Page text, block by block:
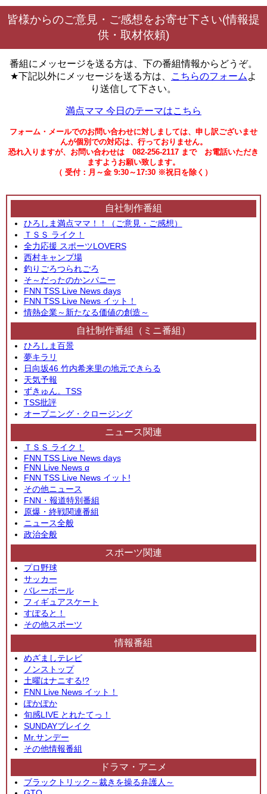
皆様からのご意見・ご感想をお寄せ下さい(情報提
供・取材依頼)
番組にメッセージを送る方は、下の番組情報からどうぞ。
★下記以外にメッセージを送る方は、
こちらのフォーム よ
り送信して下さい。
満点ママ 今日のテーマはこちら
フォーム・メールでのお問い合わせに対しましては、申し訳ございませ
んが個別での対応は、行っておりません。
恐れ入りますが、お問い合わせは 082-256-2117 まで お電話いただき
ますようお願い致します。
（ 受付：月～金 9:30～17:30 ※祝日を除く）
自社制作番組
ひろしま満点ママ！！（ご意見・ご感想）
ＴＳＳ ライク！
全力応援 スポーツLOVERS
西村キャンプ場
釣りごろつられごろ
そ～だったのかンパニー
FNN TSS Live News days
FNN TSS Live News イット！
情熱企業～新たなる価値の創造～
自社制作番組（ミニ番組）
ひろしま百景
夢キラリ
日向坂46 竹内希来里の地元できらる
天気予報
ずきゅん。TSS
TSS批評
オープニング・クロージング
ニュース関連
ＴＳＳ ライク！
FNN TSS Live News days
FNN Live News α
FNN TSS Live News イット!
その他ニュース
FNN・報道特別番組
原爆・終戦関連番組
ニュース全般
政治全般
スポーツ関連
プロ野球
サッカー
バレーボール
フィギュアスケート
すぽると！
その他スポーツ
情報番組
めざましテレビ
ノンストップ
土曜はナニする!?
FNN Live News イット！
ぽかぽか
旬感LIVE とれたてっ！
SUNDAYブレイク
Mr.サンデー
その他情報番組
ドラマ・アニメ
ブラックトリック～裁きを操る弁護人～